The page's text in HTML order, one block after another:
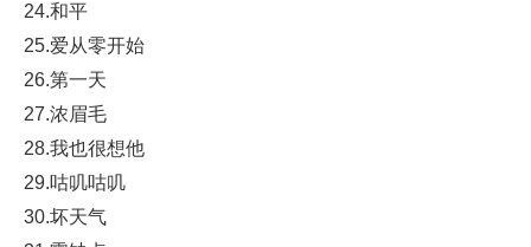
24.和平
25.爱从零开始
26.第一天
27.浓眉毛
28.我也很想他
29.咕叽咕叽
30.坏天气